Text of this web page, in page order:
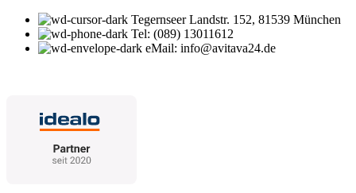
Tegernseer Landstr. 152, 81539 München
Tel: (089) 13011612
eMail: info@avitava24.de